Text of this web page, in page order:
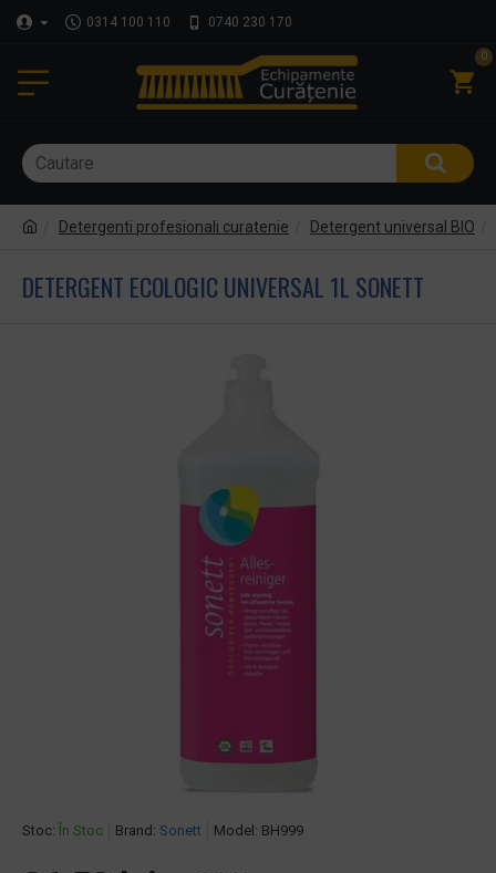
0314 100 110 0740 230 170
0
Detergenti profesionali curatenie Detergent universal BIO
DETERGENT ECOLOGIC UNIVERSAL 1L SONETT
Stoc: În Stoc Brand: Sonett Model: BH999